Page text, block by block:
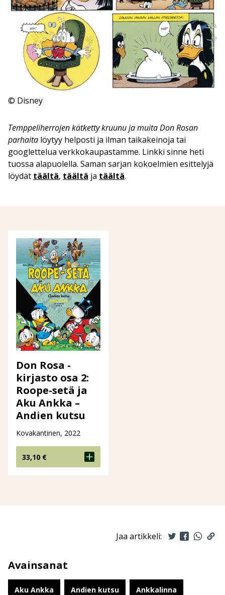
© Disney
Temppeliherrojen kätketty kruunu ja muita Don Rosan
parhaita löytyy helposti ja ilman taikakeinoja tai
googlettelua verkkokaupastamme. Linkki sinne heti
tuossa alapuolella. Saman sarjan kokoelmien esittelyjä
löydät täältä, täältä ja täältä.
Don Rosa -
kirjasto osa 2:
Roope-setä ja
Aku Ankka –
Andien kutsu
Kovakantinen, 2022
33,10 €
Jaa artikkeli:
Avainsanat
Aku Ankka Andien kutsu Ankkalinna